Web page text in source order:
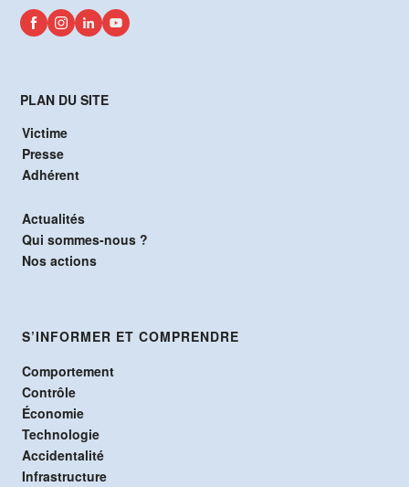
PLAN DU SITE
Victime
Presse
Adhérent
Actualités
Qui sommes-nous ?
Nos actions
S’INFORMER ET COMPRENDRE
Comportement
Contrôle
Économie
Technologie
Accidentalité
Infrastructure